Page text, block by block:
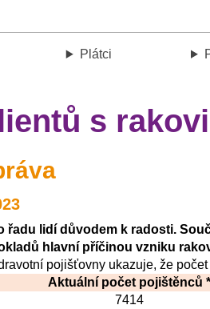
Plátci
s
řadu lidí důvodem k radosti.
hlavní příčinou vzniku
pojišťovny ukazuje, že
Aktuální počet pojištěnců *
7414